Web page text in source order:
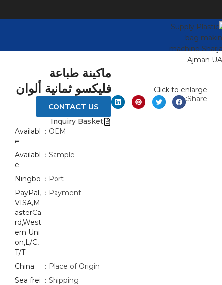
Click to enlarge
Share:
ماكينة طباعة
فليكسو ثمانية ألوان
CONTACT US
Inquiry Basket
OEM：
Availabl
e
Sample：
Availabl
e
Port：
Ningbo
Payment：
PayPal,
VISA,M
asterCa
rd,West
ern Uni
on,L/C,
T/T
Place of Origin：
China
Shipping：
Sea frei